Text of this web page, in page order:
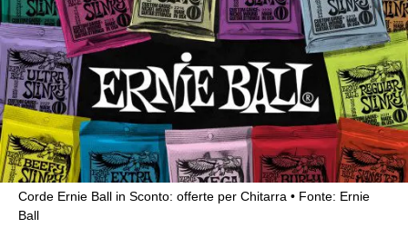
Corde Ernie Ball in Sconto: offerte per Chitarra
Fonte: Ernie
Ball